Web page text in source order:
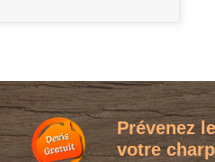
Prévenez
votre